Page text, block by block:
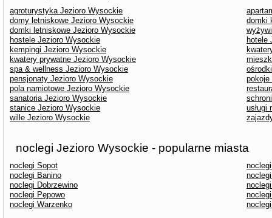
agroturystyka Jezioro Wysockie
domy letniskowe Jezioro Wysockie
domki
domki letniskowe Jezioro Wysockie
hostele Jezioro Wysockie
hotele
kempingi Jezioro Wysockie
kwatery prywatne Jezioro Wysockie
spa & wellness Jezioro Wysockie
pensjonaty Jezioro Wysockie
pokoje
pola namiotowe Jezioro Wysockie
sanatoria Jezioro Wysockie
stanice Jezioro Wysockie
usługi
wille Jezioro Wysockie
noclegi Jezioro Wysockie - popularne miasta
noclegi Sopot
noclegi Banino
noclegi Dobrzewino
noclegi Pępowo
noclegi Warzenko